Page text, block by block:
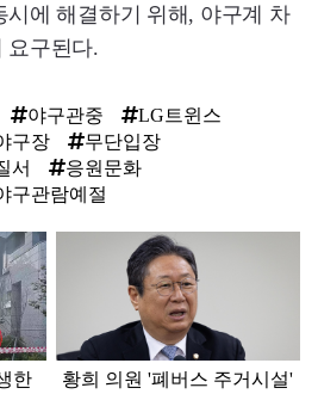
시에 해결하기 위해, 야구계 차
요구된다.
야구관중
LG트윈스
구장
무단입장
서
응원문화
구관람예절
한
황희 의원 '폐버스 주거시설'